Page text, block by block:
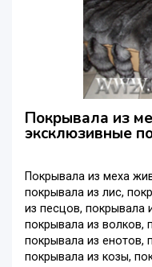
Покрывала из
эксклюзивные
Покрывала из меха
покрывала из лис,
из песцов, покрывала
покрывала из волков,
покрывала из енотов,
покрывала из козы,